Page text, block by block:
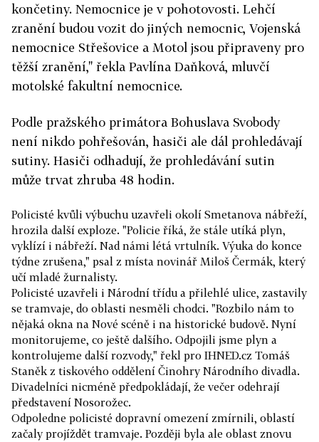
končetiny. Nemocnice je v pohotovosti. Lehčí
zranění budou vozit do jiných nemocnic, Vojenská
nemocnice Střešovice a Motol jsou připraveny pro
těžší zranění," řekla Pavlína Daňková, mluvčí
motolské fakultní nemocnice.
Podle pražského primátora Bohuslava Svobody
není nikdo pohřešován, hasiči ale dál prohledávají
sutiny. Hasiči odhadují, že prohledávání sutin
může trvat zhruba 48 hodin.
Policisté kvůli výbuchu uzavřeli okolí Smetanova nábřeží,
hrozila další exploze. "Policie říká, že stále utíká plyn,
vyklízí i nábřeží. Nad námi létá vrtulník. Výuka do konce
týdne zrušena," psal z místa novinář Miloš Čermák, který
učí mladé žurnalisty.
Policisté uzavřeli i Národní třídu a přilehlé ulice, zastavily
se tramvaje, do oblasti nesměli chodci. "Rozbilo nám to
nějaká okna na Nové scéně i na historické budově. Nyní
monitorujeme, co ještě dalšího. Odpojili jsme plyn a
kontrolujeme další rozvody," řekl pro IHNED.cz Tomáš
Staněk z tiskového oddělení Činohry Národního divadla.
Divadelníci nicméně předpokládají, že večer odehrají
představení Nosorožec.
Odpoledne policisté dopravní omezení zmírnili, oblastí
začaly projíždět tramvaje. Později byla ale oblast znovu